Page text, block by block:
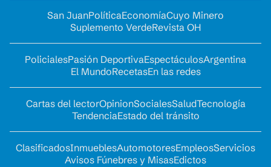
San JuanPolíticaEconomíaCuyo Minero
Suplemento VerdeRevista OH
PolicialesPasión DeportivaEspectáculosArgentina
El MundoRecetasEn las redes
Cartas del lectorOpinionSocialesSaludTecnología
TendenciaEstado del tránsito
ClasificadosInmueblesAutomotoresEmpleosServicios
Avisos Fúnebres y MisasEdictos